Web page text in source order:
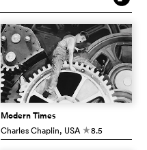
Modern Times
Charles Chaplin, USA c8.5